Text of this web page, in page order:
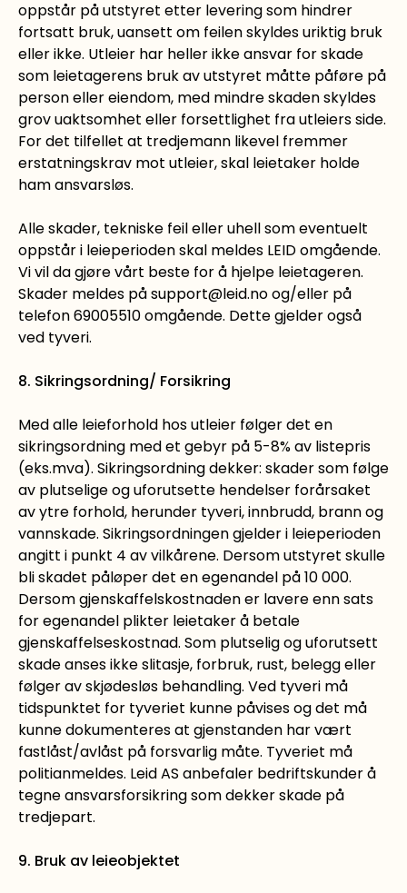
oppstår på utstyret etter levering som hindrer
fortsatt bruk, uansett om feilen skyldes uriktig bruk
eller ikke. Utleier har heller ikke ansvar for skade
som leietagerens bruk av utstyret måtte påføre på
person eller eiendom, med mindre skaden skyldes
grov uaktsomhet eller forsettlighet fra utleiers side.
For det tilfellet at tredjemann likevel fremmer
erstatningskrav mot utleier, skal leietaker holde
ham ansvarsløs.
Alle skader, tekniske feil eller uhell som eventuelt
oppstår i leieperioden skal meldes LEID omgående.
Vi vil da gjøre vårt beste for å hjelpe leietageren.
Skader meldes på support@leid.no og/eller på
telefon 69005510 omgående. Dette gjelder også
ved tyveri.
8. Sikringsordning/ Forsikring
Med alle leieforhold hos utleier følger det en
sikringsordning med et gebyr på 5-8% av listepris
(eks.mva). Sikringsordning dekker: skader som følge
av plutselige og uforutsette hendelser forårsaket
av ytre forhold, herunder tyveri, innbrudd, brann og
vannskade. Sikringsordningen gjelder i leieperioden
angitt i punkt 4 av vilkårene. Dersom utstyret skulle
bli skadet påløper det en egenandel på 10 000.
Dersom gjenskaffelskostnaden er lavere enn sats
for egenandel plikter leietaker å betale
gjenskaffelseskostnad. Som plutselig og uforutsett
skade anses ikke slitasje, forbruk, rust, belegg eller
følger av skjødesløs behandling. Ved tyveri må
tidspunktet for tyveriet kunne påvises og det må
kunne dokumenteres at gjenstanden har vært
fastlåst/avlåst på forsvarlig måte. Tyveriet må
politianmeldes. Leid AS anbefaler bedriftskunder å
tegne ansvarsforsikring som dekker skade på
tredjepart.
9. Bruk av leieobjektet